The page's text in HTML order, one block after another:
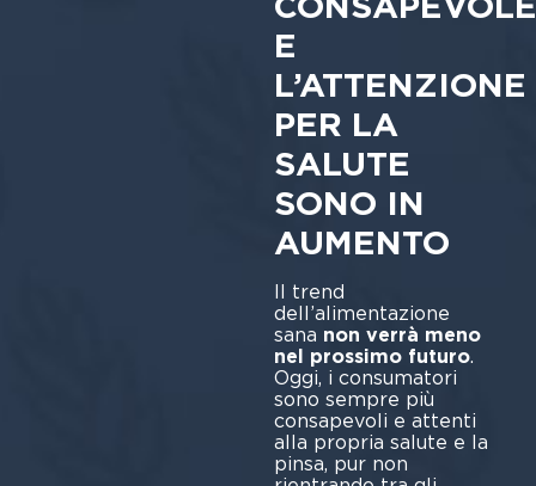
E
L’ATTENZIONE
PER LA
SALUTE
SONO IN
AUMENTO
Il trend
dell’alimentazione
sana non verrà meno
nel prossimo futuro.
Oggi, i consumatori
sono sempre più
consapevoli e attenti
alla propria salute e la
pinsa, pur non